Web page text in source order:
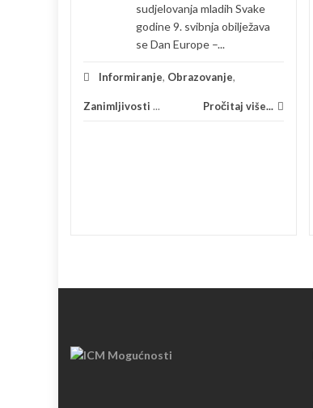
sudjelovanja mladih Svake
godine 9. svibnja obilježava
se Dan Europe –...
Informiranje, Obrazovanje,
Zanimljivosti ... Pročitaj više...